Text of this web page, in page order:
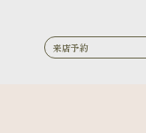
来店予約